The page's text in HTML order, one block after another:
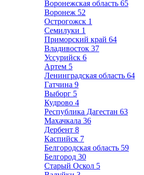
Воронежская область 65
Воронеж 52
Острогожск 1
Семилуки 1
Приморский край 64
Владивосток 37
Уссурийск 6
Артем 5
Ленинградская область 64
Гатчина 9
Выборг 5
Кудрово 4
Республика Дагестан 63
Махачкала 36
Дербент 8
Каспийск 7
Белгородская область 59
Белгород 30
Старый Оскол 5